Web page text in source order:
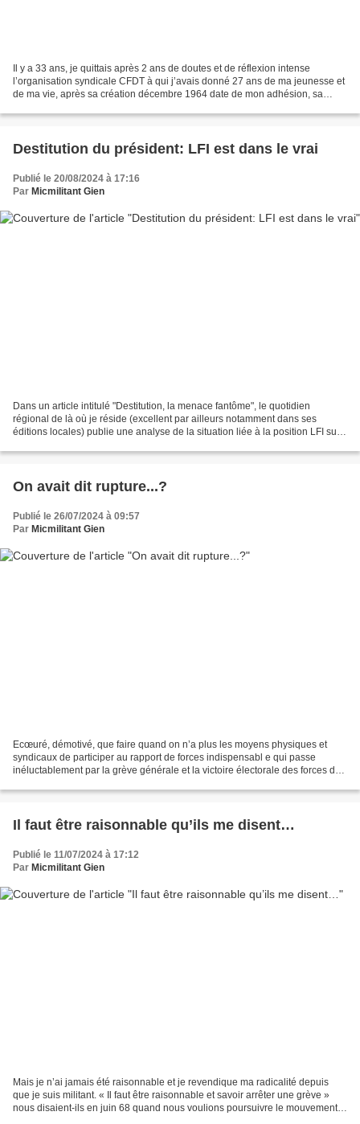
Il y a 33 ans, je quittais après 2 ans de doutes et de réflexion intense
l’organisation syndicale CFDT à qui j’avais donné 27 ans de ma jeunesse et
de ma vie, après sa création décembre 1964 date de mon adhésion, sa
Destitution du président: LFI est dans le vrai
Publié le 20/08/2024 à 17:16
Par Micmilitant Gien
Dans un article intitulé "Destitution, la menace fantôme", le quotidien
régional de là où je réside (excellent par ailleurs notamment dans ses
éditions locales) publie une analyse de la situation liée à la position LFI sur
On avait dit rupture...?
Publié le 26/07/2024 à 09:57
Par Micmilitant Gien
Ecœuré, démotivé, que faire quand on n’a plus les moyens physiques et
syndicaux de participer au rapport de forces indispensabl e qui passe
inéluctablement par la grève générale et la victoire électorale des forces de
Il faut être raisonnable qu’ils me disent…
Publié le 11/07/2024 à 17:12
Par Micmilitant Gien
Mais je n’ai jamais été raisonnable et je revendique ma radicalité depuis
que je suis militant. « Il faut être raisonnable et savoir arrêter une grève »
nous disaient-ils en juin 68 quand nous voulions poursuivre le mouvement